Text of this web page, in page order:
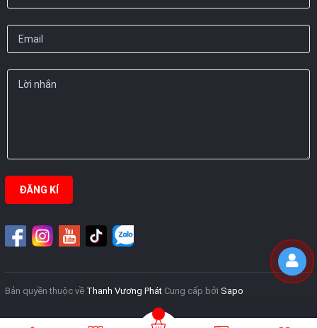
ĐĂNG KÍ
Bản quyền thuộc về Thanh Vương Phát Cung cấp bởi Sapo